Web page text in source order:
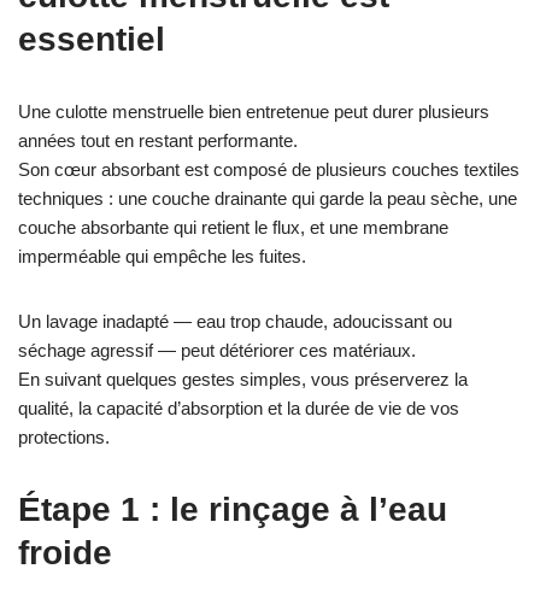
essentiel
Une culotte menstruelle bien entretenue peut durer plusieurs
années tout en restant performante.
Son cœur absorbant est composé de plusieurs couches textiles
techniques : une couche drainante qui garde la peau sèche, une
couche absorbante qui retient le flux, et une membrane
imperméable qui empêche les fuites.
Un lavage inadapté — eau trop chaude, adoucissant ou
séchage agressif — peut détériorer ces matériaux.
En suivant quelques gestes simples, vous préserverez la
qualité, la capacité d’absorption et la durée de vie de vos
protections.
Étape 1 : le rinçage à l’eau
froide